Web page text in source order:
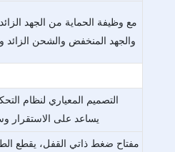
مع وظيفة الحماية من الجهد الزائد
والجهد المنخفض والشحن الزائد
التصميم المعياري لنظام
يساعد على الاستقرار
مفتاح ضغط ذاتي القفل، يقطع